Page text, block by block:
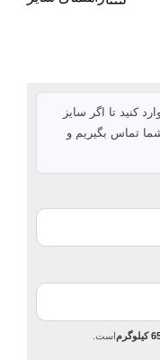
کنید تا اگر سایز
تماس بگیریم و
است.